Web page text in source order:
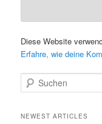
Diese Website
Erfahre, wie deine
u
h
NEWEST ARTICLES